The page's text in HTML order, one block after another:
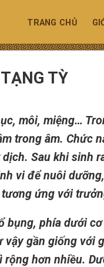
TRANG CHỦ
TỲ
môi, miệng…
trong âm. Chức
Sau khi sinh
vi để nuôi
ứng với
bụng, phía dưới
gần giống với
hơn nhiều.